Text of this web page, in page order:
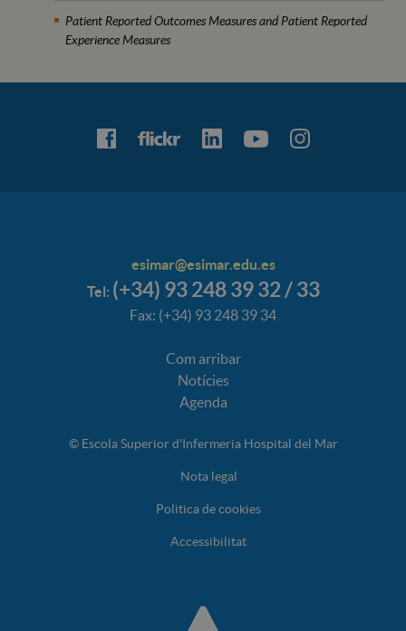
Patient Reported Outcomes Measures and Patient Reported
Experience Measures
esimar@esimar.edu.es
Tel: (+34) 93 248 39 32 / 33
Fax: (+34) 93 248 39 34
Com arribar
Notícies
Agenda
© Escola Superior d'Infermeria Hospital del Mar
Nota legal
Politica de cookies
Accessibilitat